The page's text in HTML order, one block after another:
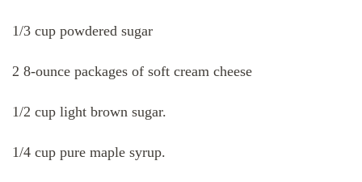
1/3 cup powdered sugar
2 8-ounce packages of soft cream cheese
1/2 cup light brown sugar.
1/4 cup pure maple syrup.